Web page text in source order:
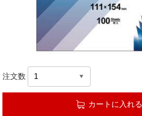
注文数
カートに入れる